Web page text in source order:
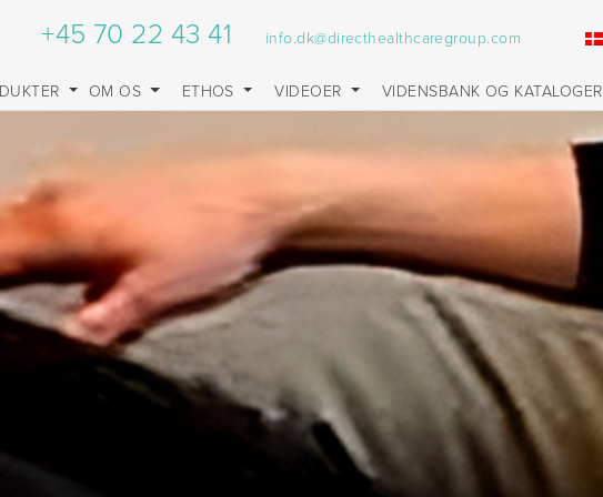
+45 70 22 43 41 info.dk@directhealthcaregroup.com
OM OS ETHOS VIDEOER VIDENSBANK OG KATALOGER